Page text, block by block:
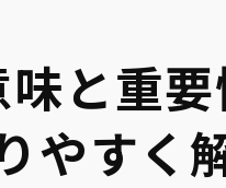
味と重
やすく